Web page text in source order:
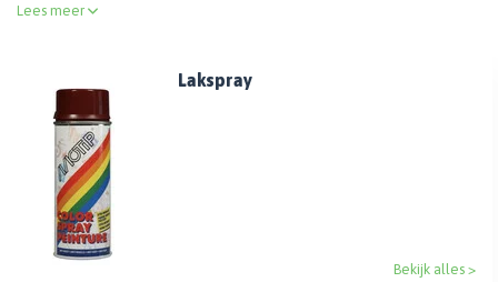
Lees meer
Lakspray
Bekijk alles >